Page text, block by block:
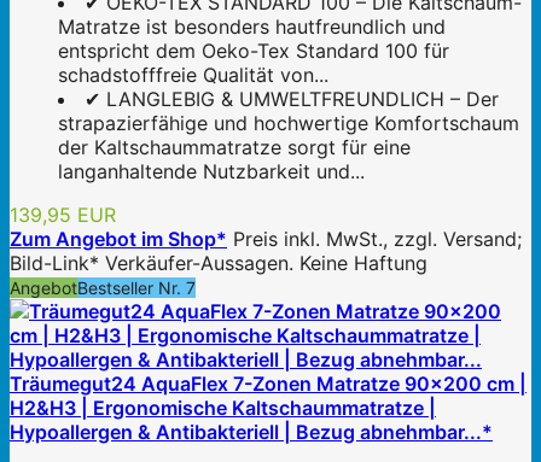
Matratze ist besonders hautfreundlich und
entspricht dem Oeko-Tex Standard 100 für
schadstofffreie Qualität von...
✔ LANGLEBIG & UMWELTFREUNDLICH – Der
strapazierfähige und hochwertige Komfortschaum
der Kaltschaummatratze sorgt für eine
langanhaltende Nutzbarkeit und...
139,95 EUR
Zum Angebot im Shop* Preis inkl. MwSt., zzgl. Versand;
Bild-Link* Verkäufer-Aussagen. Keine Haftung
AngebotBestseller Nr. 7
Träumegut24 AquaFlex 7-Zonen Matratze 90x200 cm |
H2&H3 | Ergonomische Kaltschaummatratze |
Hypoallergen & Antibakteriell | Bezug abnehmbar...*